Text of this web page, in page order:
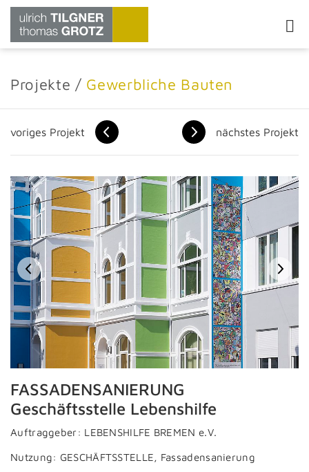
Projekte / Gewerbliche Bauten
voriges Projekt nächstes Projekt
FASSADENSANIERUNG
Geschäftsstelle Lebenshilfe
Auftraggeber: LEBENSHILFE BREMEN e.V.
Nutzung: GESCHÄFTSSTELLE, Fassadensanierung